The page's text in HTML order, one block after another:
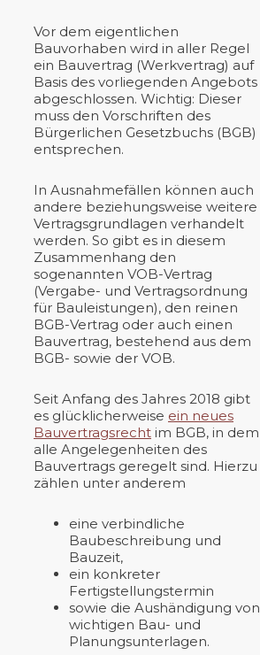
Vor dem eigentlichen
Bauvorhaben wird in aller Regel
ein Bauvertrag (Werkvertrag) auf
Basis des vorliegenden Angebots
abgeschlossen. Wichtig: Dieser
muss den Vorschriften des
Bürgerlichen Gesetzbuchs (BGB)
entsprechen.
In Ausnahmefällen können auch
andere beziehungsweise weitere
Vertragsgrundlagen verhandelt
werden. So gibt es in diesem
Zusammenhang den
sogenannten VOB-Vertrag
(Vergabe- und Vertragsordnung
für Bauleistungen), den reinen
BGB-Vertrag oder auch einen
Bauvertrag, bestehend aus dem
BGB- sowie der VOB.
Seit Anfang des Jahres 2018 gibt
es glücklicherweise ein neues
Bauvertragsrecht im BGB, in dem
alle Angelegenheiten des
Bauvertrags geregelt sind. Hierzu
zählen unter anderem
eine verbindliche
Baubeschreibung und
Bauzeit,
ein konkreter
Fertigstellungstermin
sowie die Aushändigung von
wichtigen Bau- und
Planungsunterlagen.